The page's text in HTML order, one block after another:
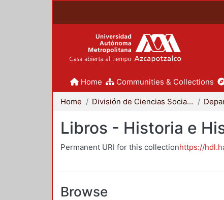
Home Communities & Collections
Home División de Ciencias Sociales y Humanidades
Libros - Historia e
Permanent URI for this collectionhttps://
Browse